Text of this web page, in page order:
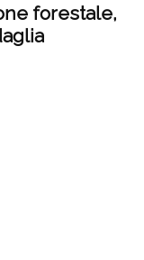
forestale,